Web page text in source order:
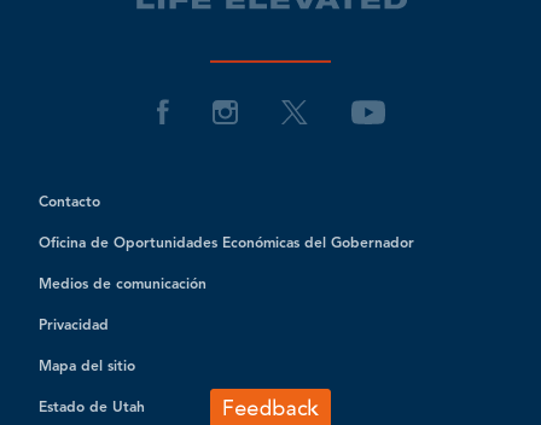
Contacto
Oficina de Oportunidades Económicas del Gobernador
Medios de comunicación
Privacidad
Mapa del sitio
Estado de Utah